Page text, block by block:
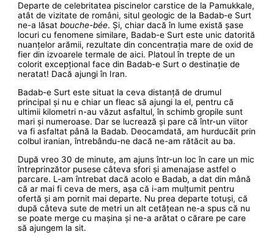
Departe de celebritatea piscinelor carstice de la Pamukkale,
atât de vizitate de români, situl geologic de la Badab-e Surt
ne-a lăsatbouche-bée. Și, chiar dacă în lume există șase
locuri cu fenomene similare, Badab-e Surt este unic datorită
nuanțelor arămii, rezultate din concentrația mare de oxid de
fier din izvoarele termale de aici. Platoul în trepte de un
colorit excepțional face din Badab-e Surt o destinație de
neratat! Dacă ajungi în Iran.
Badab-e Surt este situat la ceva distanță de drumul
principal și nu e chiar un fleac să ajungi la el, pentru că
ultimii kilometri n-au văzut asfaltul, în schimb gropile sunt
mari și numeroase. Dar se lucrează și pare că într-un viitor
va fi asfaltat până la Badab. Deocamdată, am hurducăit prin
colbul iranian, întrebându-ne dacă ne-am rătăcit au ba.
După vreo 30 de minute, am ajuns într-un loc în care un mic
întreprinzător pusese câteva sfori și amenajase astfel o
parcare. L-am întrebat dacă acolo e Badab, a dat din mână
că ar mai fi ceva de mers, așa că i-am mulțumit pentru
ofertă și am pornit mai departe. Nu prea departe totuși, că
după câteva sute de metri un alt cetățean ne-a spus că nu
se poate merge cu mașina și ne-a arătat o cărare pe care
să ajungem la sit.